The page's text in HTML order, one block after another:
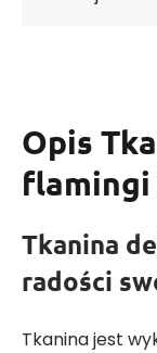
Opis
flamingi
Tkanina
radości
Tkanina jest